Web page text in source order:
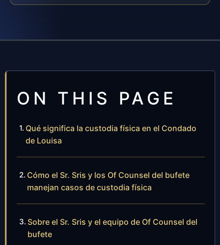
ON THIS PAGE
Qué significa la custodia física en el Condado
de Louisa
Cómo el Sr. Sris y los Of Counsel del bufete
manejan casos de custodia física
Sobre el Sr. Sris y el equipo de Of Counsel del
bufete